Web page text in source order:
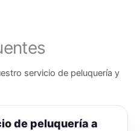
servicio de peluquería y
de peluquería a